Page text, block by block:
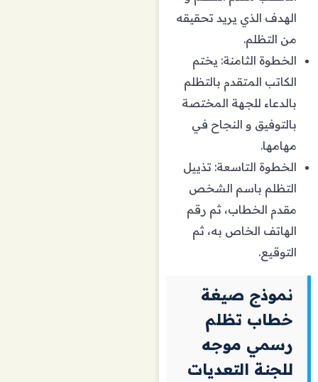
الهدف الذي يريد تحقيقه
من التظلم.
الخطوة الثامنة: يختم
الكاتب المتقدم بالتظلم
بالدعاء للجهة المختصة
بالتوفيق و النجاح في
مهامها.
الخطوة التاسعة: تذييل
التظلم باسم الشخص
مقدم الخطاب، ثم رقم
الهاتف الخاص به، ثم
التوقيع.
نموذج صيغة
خطاب تظلم
رسمي موجه
للجنة التعديات